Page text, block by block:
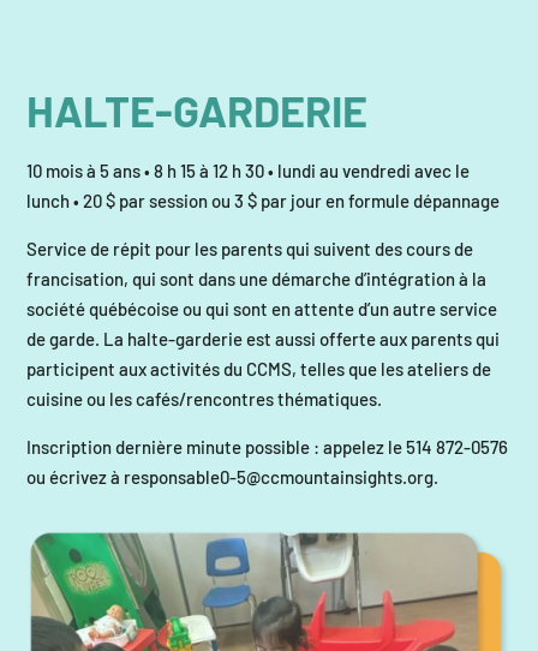
HALTE-GARDERIE
10 mois à 5 ans • 8 h 15 à 12 h 30 • lundi au vendredi avec le
lunch • 20 $ par session ou 3 $ par jour en formule dépannage
Service de répit pour les parents qui suivent des cours de
francisation, qui sont dans une démarche d’intégration à la
société québécoise ou qui sont en attente d’un autre service
de garde. La halte-garderie est aussi offerte aux parents qui
participent aux activités du CCMS, telles que les ateliers de
cuisine ou les cafés/rencontres thématiques.
Inscription dernière minute possible : appelez le 514 872-0576
ou écrivez à responsable0-5@ccmountainsights.org.